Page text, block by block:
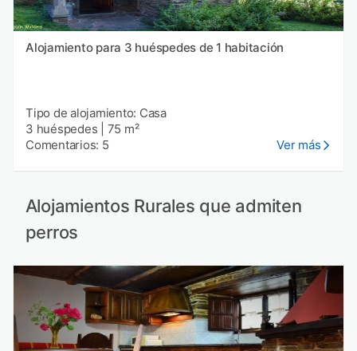
Alojamiento para 3 huéspedes de 1 habitación
Tipo de alojamiento: Casa
3 huéspedes
75 m²
Comentarios: 5
Ver más
Alojamientos Rurales que admiten
perros